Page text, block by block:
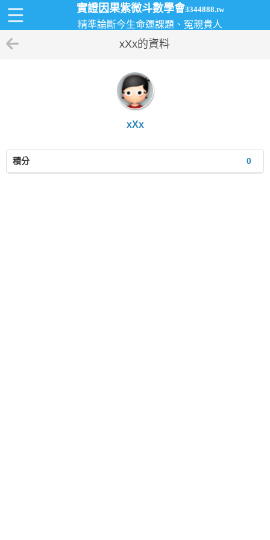
實證因果紫微斗數學會3344888.tw
精準論斷今生命運課題、冤親貴人
xXx的資料
xXx
0
積分